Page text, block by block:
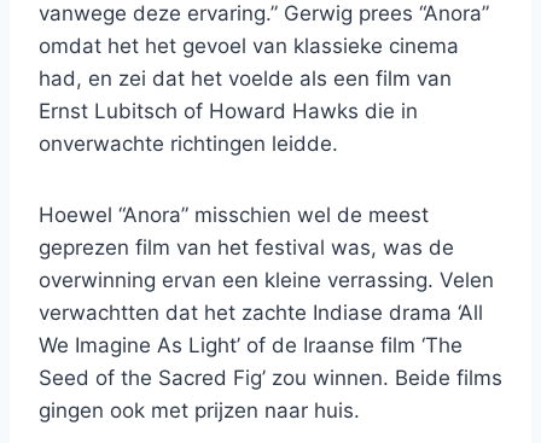
vanwege deze ervaring.” Gerwig prees “Anora”
omdat het het gevoel van klassieke cinema
had, en zei dat het voelde als een film van
Ernst Lubitsch of Howard Hawks die in
onverwachte richtingen leidde.
Hoewel “Anora” misschien wel de meest
geprezen film van het festival was, was de
overwinning ervan een kleine verrassing. Velen
verwachtten dat het zachte Indiase drama ‘All
We Imagine As Light’ of de Iraanse film ‘The
Seed of the Sacred Fig’ zou winnen. Beide films
gingen ook met prijzen naar huis.